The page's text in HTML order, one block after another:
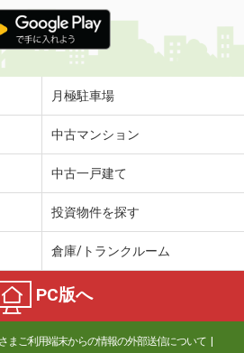
月極駐車場
中古マンション
中古一戸建て
投資物件を探す
倉庫/トランクルーム
PC版へ
まご利用端末からの情報の外部送信について